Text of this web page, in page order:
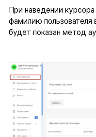
При наведении
фамилию
будет показан метод